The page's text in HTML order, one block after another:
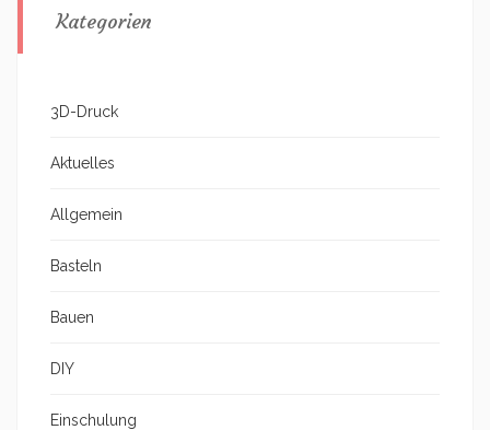
Kategorien
3D-Druck
Aktuelles
Allgemein
Basteln
Bauen
DIY
Einschulung